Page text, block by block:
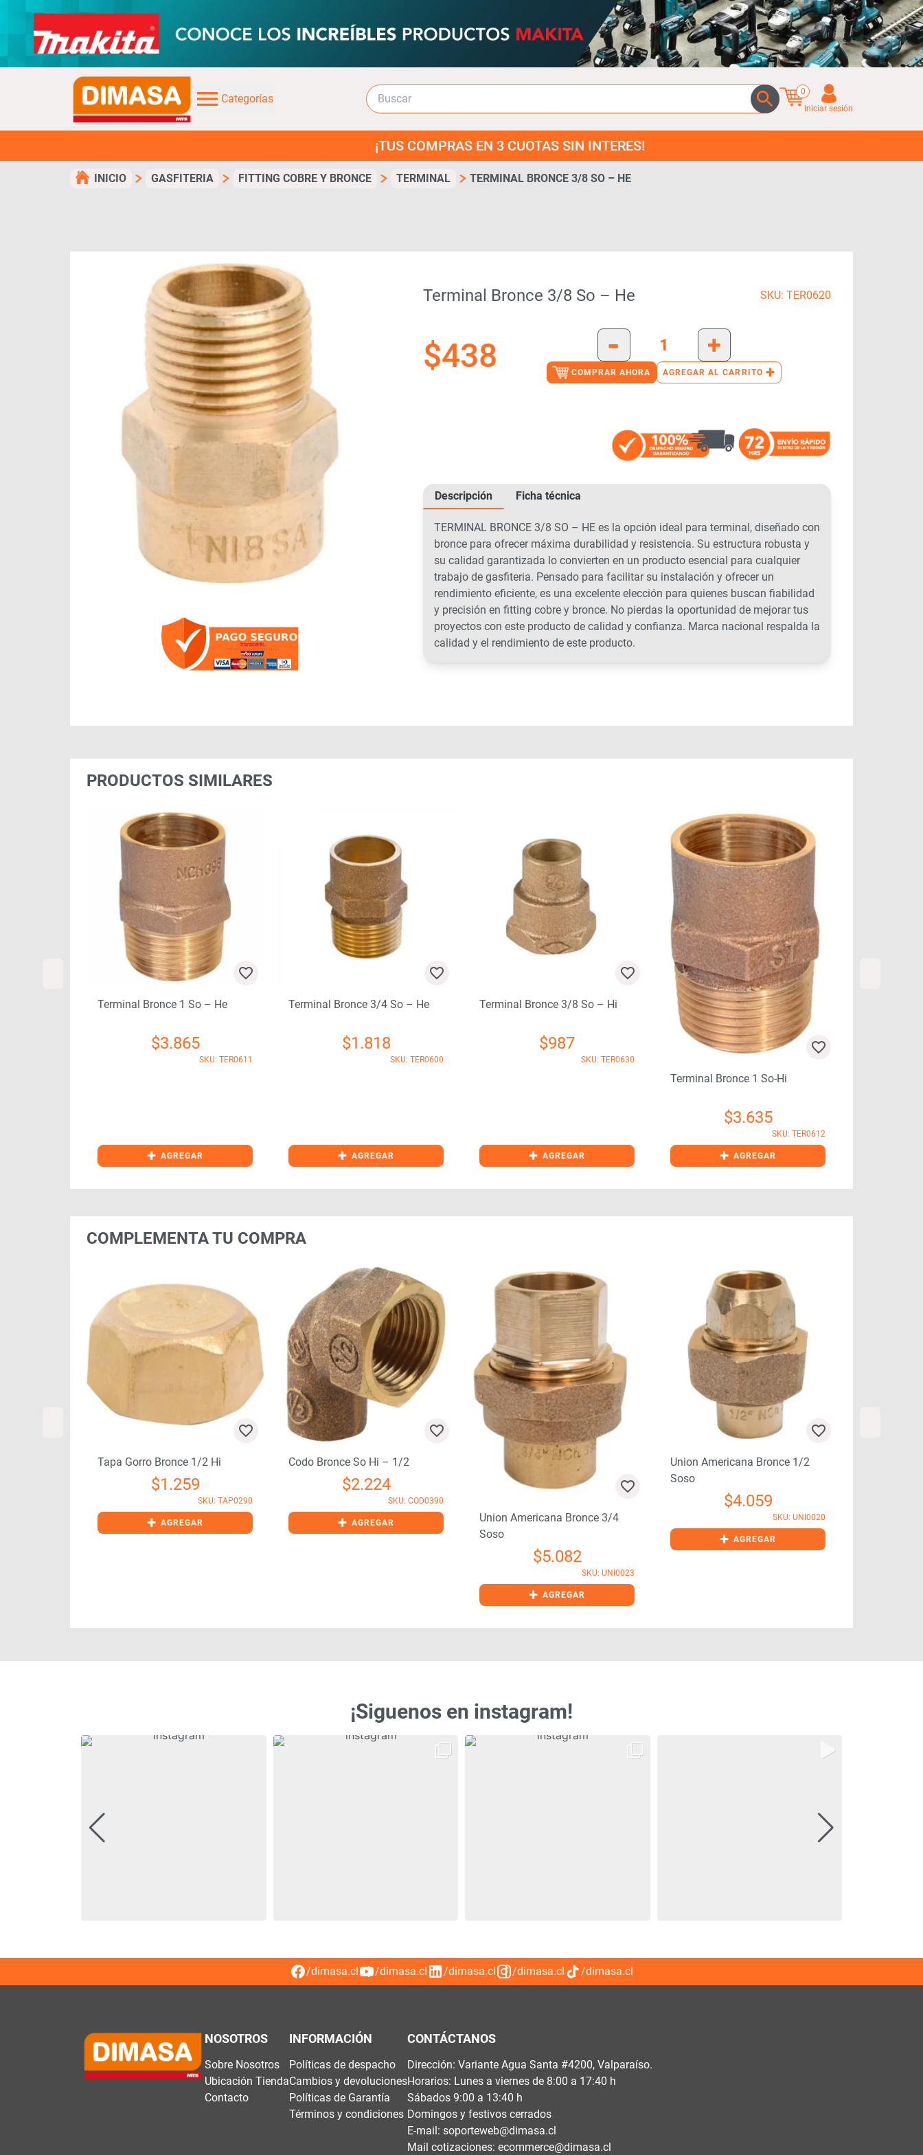
Categorías
0
Iniciar sesión
¡TUS COMPRAS EN 3 CUOTAS SIN INTERES!
INICIO GASFITERIA FITTING COBRE Y BRONCE TERMINAL TERMINAL BRONCE 3/8 SO – HE
Terminal Bronce 3/8 So – He SKU: TER0620
$438 - +
COMPRAR AHORA AGREGAR AL CARRITO +
Descripción Ficha técnica
TERMINAL BRONCE 3/8 SO – HE es la opción ideal para terminal, diseñado con
bronce para ofrecer máxima durabilidad y resistencia. Su estructura robusta y
su calidad garantizada lo convierten en un producto esencial para cualquier
trabajo de gasfiteria. Pensado para facilitar su instalación y ofrecer un
rendimiento eficiente, es una excelente elección para quienes buscan fiabilidad
y precisión en fitting cobre y bronce. No pierdas la oportunidad de mejorar tus
proyectos con este producto de calidad y confianza. Marca nacional respalda la
calidad y el rendimiento de este producto.
PRODUCTOS SIMILARES
Terminal Bronce 3/4 So – He
$1.818
SKU: TER0600
+ AGREGAR
Terminal Bronce 3/8 So – Hi
$987
SKU: TER0630
+ AGREGAR + AGREGAR
Terminal Bronce 1 So – He
$3.865
+ AGREGAR
COMPLEMENTA TU COMPRA
Tapa Gorro Bronce 1/2 Hi
$1.259
SKU: TAP0290
+ AGREGAR
Codo Bronce So Hi – 1/2
$2.224
SKU: COD0390
+ AGREGAR
Union Americana Bronce 3/4
Soso
$5.082
SKU: UNI0023
+ AGREGAR
Union Americana Bronce 1/2
Soso
$4.059
SKU: UNI0020
+ AGREGAR
¡Siguenos en instagram!
/dimasa.cl /dimasa.cl /dimasa.cl /dimasa.cl /dimasa.cl
NOSOTROS
Sobre Nosotros
Ubicación Tienda
Contacto
INFORMACIÓN
Políticas de despacho
Cambios y devoluciones
Políticas de Garantía
Términos y condiciones
CONTÁCTANOS
Dirección: Variante Agua Santa #4200, Valparaíso.
Horarios: Lunes a viernes de 8:00 a 17:40 h
Sábados 9:00 a 13:40 h
Domingos y festivos cerrados
E-mail: soporteweb@dimasa.cl
Mail cotizaciones: ecommerce@dimasa.cl